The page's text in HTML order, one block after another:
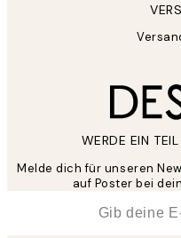
WERDE EIN
Melde dich für unseren
auf Poster bei